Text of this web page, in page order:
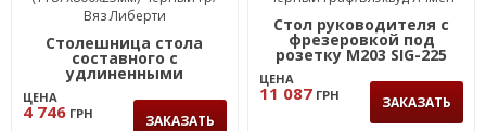
Столешница стола
составного с
удлиненными
перемычками SIG-391
(1187х800х25мм) Черный
гр/Вяз Либерти
ЦЕНА
4 746 ГРН ЗАКАЗАТЬ
Стол руководителя с
фрезеровкой под
розетку М203 SIG-225
(2000х800х750мм)
Черный граф/Блэквуд
Ячмен
ЦЕНА
11 087 ГРН ЗАКАЗАТЬ